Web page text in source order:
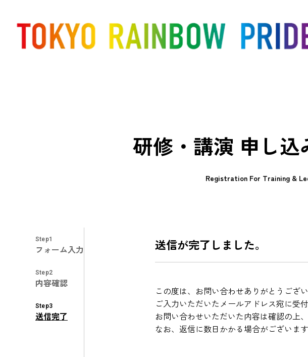
研修・講演 申し込
Registration For Training &
Step1
フォーム入力
Step2
内容確認
Step3
送信完了
送信が完了しました。
この度は、お問い合わせありがとうござい
ご入力いただいたメールアドレス宛に受
お問い合わせいただいた内容は確認の上
なお、返信に数日かかる場合がございま